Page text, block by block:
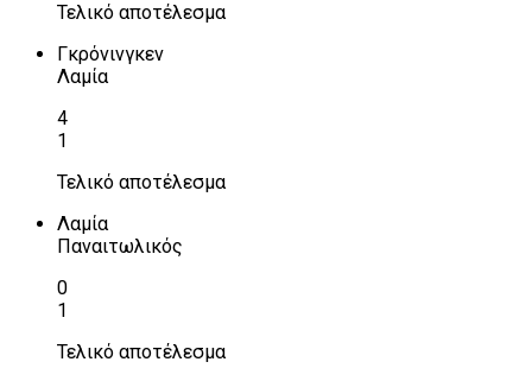
Τελικό αποτέλεσμα
Γκρόνινγκεν
Λαμία
4
1
Τελικό αποτέλεσμα
Λαμία
Παναιτωλικός
0
1
Τελικό αποτέλεσμα